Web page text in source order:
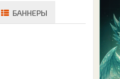
БАННЕРЫ